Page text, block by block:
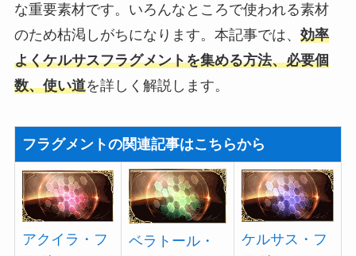
な重要素材です。いろんなところで使われる素材
のため枯渇しがちになります。本記事では、 効率
よくケルサスフラグメントを集める方法、必要個
数、使い道を詳しく解説します。
フラグメントの関連記事はこちらから
アクイラ・フ
ベラトール・
ケルサス・フ